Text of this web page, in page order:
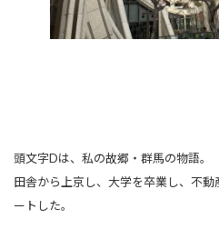
頭文字Dは、私の故郷・群馬の物語。
田舎から上京し、大学を卒業し、不
ートした。